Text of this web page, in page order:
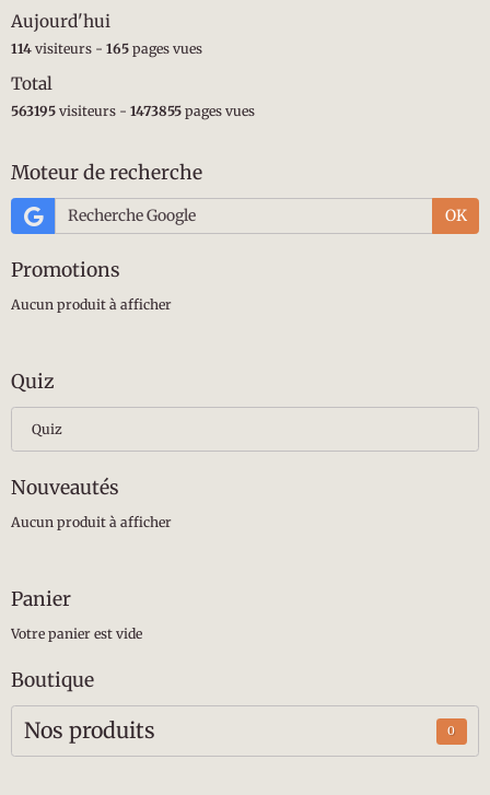
Aujourd'hui
114 visiteurs - 165 pages vues
Total
563195 visiteurs - 1473855 pages vues
Moteur de recherche
OK
Promotions
Aucun produit à afficher
Quiz
Quiz
Nouveautés
Aucun produit à afficher
Panier
Votre panier est vide
Boutique
Nos produits 0